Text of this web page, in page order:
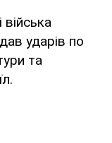
війська
ударів по
та